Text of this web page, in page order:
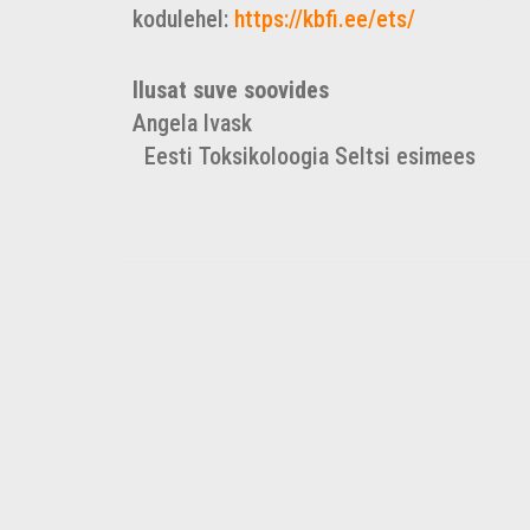
kodulehel: https://kbfi.ee/ets/
Ilusat suve soovides
Eesti Toksikoloogia Seltsi esimees